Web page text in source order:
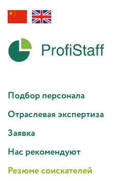
Подбор персонала
Отраслевая экспертиза
Заявка
Нас рекомендуют
Резюме соискателей